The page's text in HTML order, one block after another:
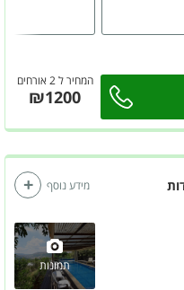
המחיר ל 2 אורחים
₪1200
תמונות
מידע נוסף